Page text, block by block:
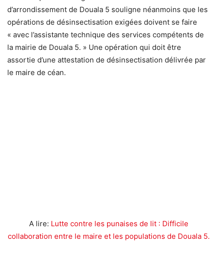
d’arrondissement de Douala 5 souligne néanmoins que les
opérations de désinsectisation exigées doivent se faire
« avec l’assistante technique des services compétents de
la mairie de Douala 5. » Une opération qui doit être
assortie d’une attestation de désinsectisation délivrée par
le maire de céan.
A lire: Lutte contre les punaises de lit : Difficile
collaboration entre le maire et les populations de Douala 5.